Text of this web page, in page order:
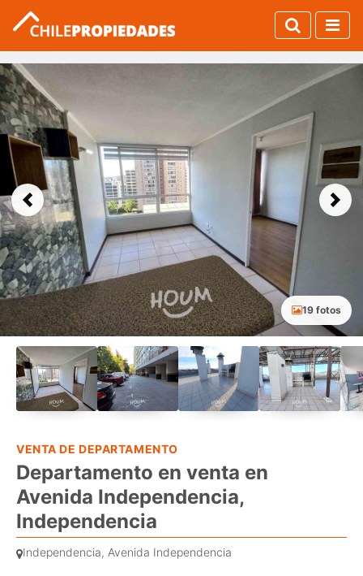
Previous Next
19 fotos
VENTA DE DEPARTAMENTO
Departamento en venta en
Avenida Independencia,
Independencia
Independencia, Avenida Independencia